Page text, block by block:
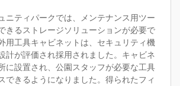
ニティパークでは、メンテナンス用ツー
きるストレージソリューションが必要で
用工具キャビネットは、セキュリティ機
計が評価され採用されました。キャビネ
に設置され、公園スタッフが必要な工具
できるようになりました。得られたフィ